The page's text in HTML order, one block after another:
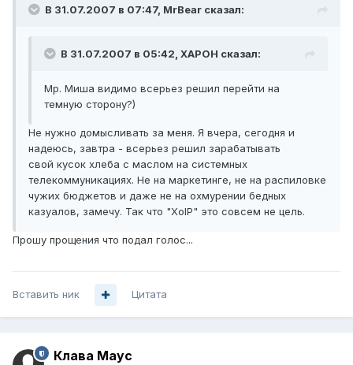
В 31.07.2007 в 07:47, MrBear сказал:
В 31.07.2007 в 05:42, XAPOH сказал:
Мр. Миша видимо всерьез решил перейти на
темную сторону?)
Не нужно домысливать за меня. Я вчера, сегодня и
надеюсь, завтра - всерьез решил зарабатывать
свой кусок хлеба с маслом на системных
телекоммуникациях. Не на маркетинге, не на распиловке
чужих бюджетов и даже не на охмурении бедных
казуалов, замечу. Так что "XoIP" это совсем не цель.
Прошу прощения что подал голос...
Вставить ник Цитата
Клава Маус